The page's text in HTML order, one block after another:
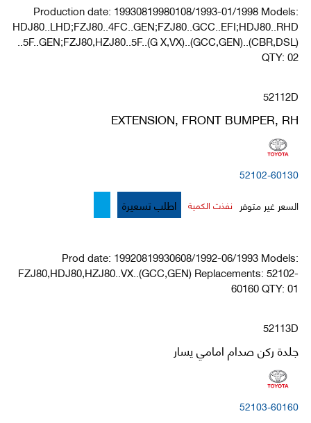
Production date: 19930819980108/1993-01/1998 Models:
HDJ80..LHD;FZJ80..4FC..GEN;FZJ80..GCC..EFI;HDJ80..RHD
..5F..GEN;FZJ80,HZJ80..5F..(G X,VX)..(GCC,GEN)..(CBR,DSL)
QTY: 02
52112D
EXTENSION, FRONT BUMPER, RH
52102-60130
السعر غير متوفر نفذت الكمية اطلب تسعيرة
Prod date: 19920819930608/1992-06/1993 Models:
FZJ80,HDJ80,HZJ80..VX..(GCC,GEN) Replacements: 52102-
60160 QTY: 01
52113D
جلدة ركن صدام امامي يسار
52103-60160